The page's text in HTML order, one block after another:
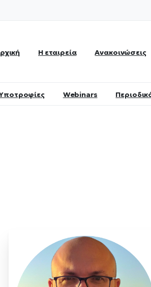
Η εταιρεία Ανακοινώσεις
Webinars